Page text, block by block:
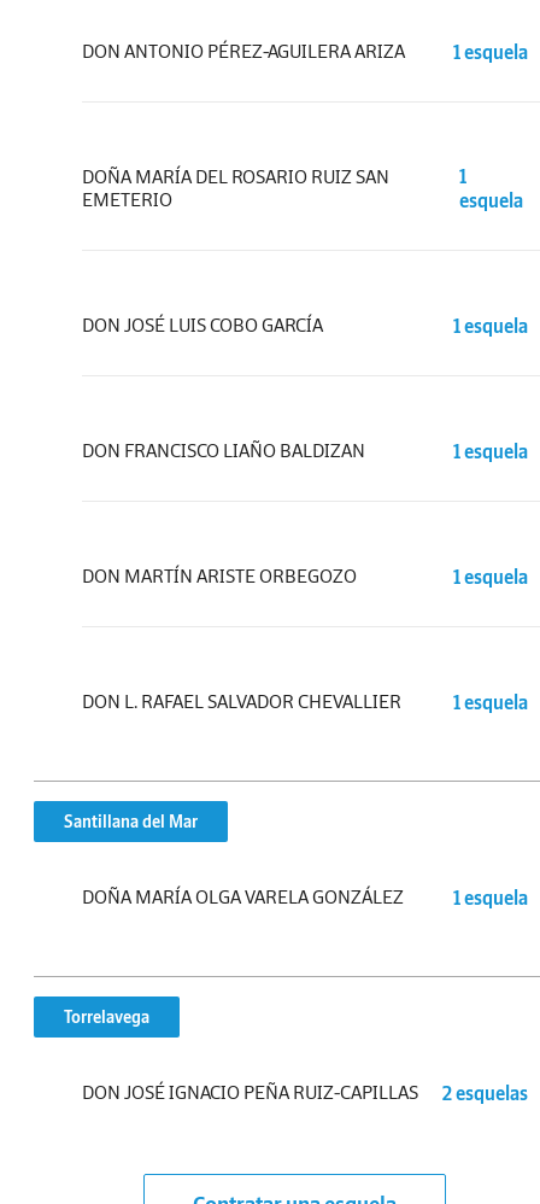
DON ANTONIO PÉREZ-AGUILERA ARIZA 1 esquela
DOÑA MARÍA DEL ROSARIO RUIZ SAN
EMETERIO
1
esquela
DON JOSÉ LUIS COBO GARCÍA 1 esquela
DON FRANCISCO LIAÑO BALDIZAN 1 esquela
DON MARTÍN ARISTE ORBEGOZO 1 esquela
DON L. RAFAEL SALVADOR CHEVALLIER 1 esquela
Santillana del Mar
DOÑA MARÍA OLGA VARELA GONZÁLEZ 1 esquela
Torrelavega
DON JOSÉ IGNACIO PEÑA RUIZ-CAPILLAS 2 esquelas